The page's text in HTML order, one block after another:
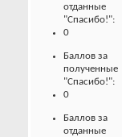
отданные
"Спасибо!":
0
Баллов за
полученные
"Спасибо!":
0
Баллов за
отданные